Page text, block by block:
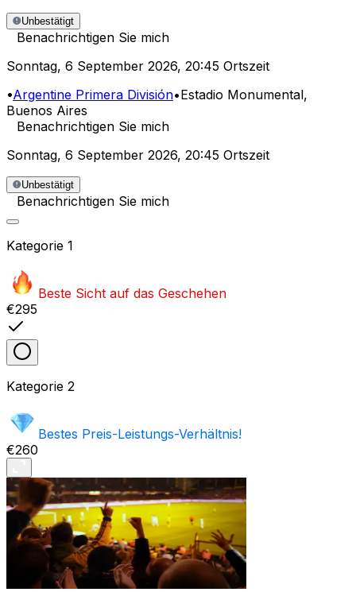
Unbestätigt
Benachrichtigen Sie mich
Sonntag, 6 September 2026, 20:45 Ortszeit
•Argentine Primera División•Estadio Monumental,
Buenos Aires
Benachrichtigen Sie mich
Sonntag, 6 September 2026, 20:45 Ortszeit
Unbestätigt
Benachrichtigen Sie mich
Kategorie 1
Beste Sicht auf das Geschehen
€295
Kategorie 2
Bestes Preis-Leistungs-Verhältnis!
€260